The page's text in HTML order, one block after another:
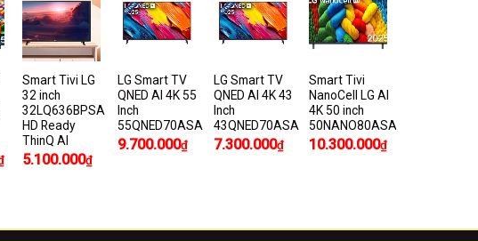
Smart Tivi LG
32 inch
32LQ636BPSA
HD Ready
ThinQ AI
5.100.000₫
LG Smart TV
QNED AI 4K 55
Inch
55QNED70ASA
9.700.000₫
LG Smart TV
QNED AI 4K 43
Inch
43QNED70ASA
7.300.000₫
Smart Tivi
NanoCell LG AI
4K 50 inch
50NANO80ASA
10.300.000₫